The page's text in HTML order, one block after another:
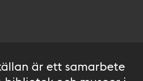
är ett samarbete